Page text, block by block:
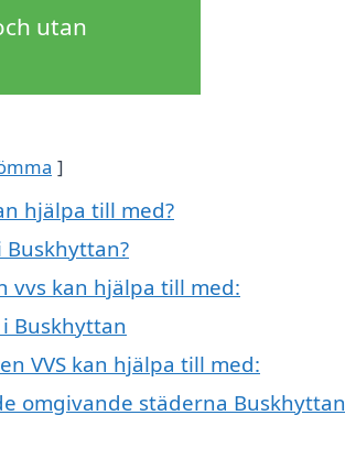
utan
hjälpa till med?
Buskhyttan?
vvs kan hjälpa till med:
Buskhyttan
VVS kan hjälpa till med:
omgivande städerna Buskhyttan